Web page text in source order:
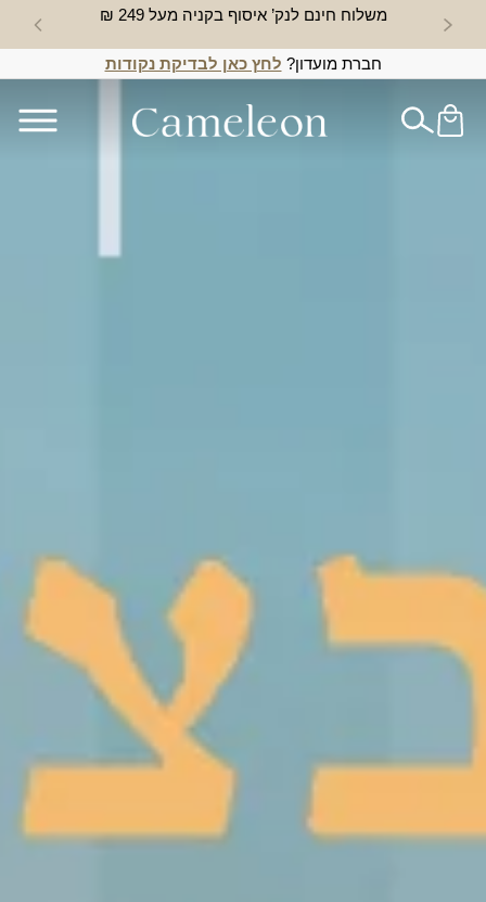
משלוח חינם לנק’ איסוף בקניה מעל 249 ₪ חדש
חברת מועדון? לחץ כאן לבדיקת נקודות